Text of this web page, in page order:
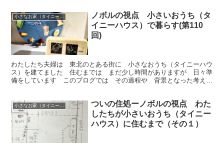
小さなお家（タイニーハウス）で暮らす
ノボルの視点 小さいおうち（タ
イニーハウス）で暮らす(第110
回)
わたしたち夫婦は 東北のとある街に 小さなおうち（タイニーハウ
ス）を建てました 住むまでは まだ少し時間がありますが 日々準
備をしています このブログでは その過程や 背景となった考え方
小さなお家（タイニーハウス）で暮らす
ついの住処ーノボルの視点 わた
したちが小さいおうち（タイニー
ハウス）に住むまで（その１）